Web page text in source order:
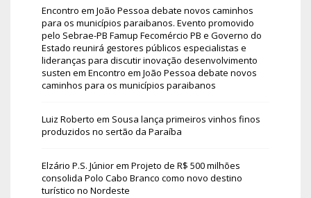
Encontro em João Pessoa debate novos caminhos
para os municípios paraibanos. Evento promovido
pelo Sebrae-PB Famup Fecomércio PB e Governo do
Estado reunirá gestores públicos especialistas e
lideranças para discutir inovação desenvolvimento
susten em Encontro em João Pessoa debate novos
caminhos para os municípios paraibanos
Luiz Roberto em Sousa lança primeiros vinhos finos
produzidos no sertão da Paraíba
Elzário P.S. Júniorem Projeto de R$ 500 milhões
consolida Polo Cabo Branco como novo destino
turístico no Nordeste